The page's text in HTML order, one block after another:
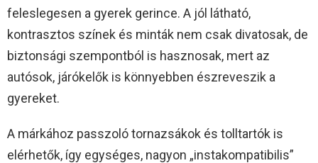
feleslegesen a gyerek gerince. A jól látható,
kontrasztos színek és minták nem csak divatosak, de
biztonsági szempontból is hasznosak, mert az
autósok, járókelők is könnyebben észreveszik a
gyereket.
A márkához passzoló tornazsákok és tolltartók is
elérhetők, így egységes, nagyon „instakompatibilis”